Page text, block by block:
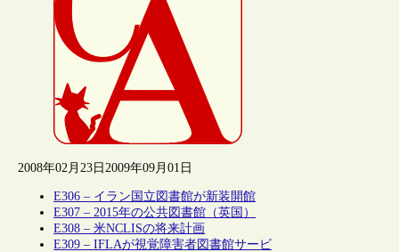
2008年02月23日 2009年09月01日
E306 – イラン国立図書館が新装開館
E307 – 2015年の公共図書館（英国）
E308 – 米NCLISの将来計画
E309 – IFLAが視覚障害者図書館サービ